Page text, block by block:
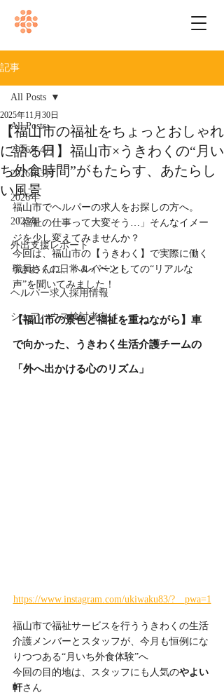
記事
All Posts
2026年4月
2026年3月
2026年
2025年
外出支援レポート
うきわくの日常＆イベント
ヘルパー求人採用情報
シェアハウス検討者向け
All Posts
【福山市の福祉をちょっとおしゃれ
に語る日】福山市×うきわくの“月い
ち外食時間”がもたらす、あたらし
い風景
2025年11月30日
福山市でヘルパーの求人をお探しの方へ。
「福祉の仕事って大変そう…」そんなイメー
ジを少し変えてみませんか？
今回は、福山市の【うきわく】で実際に働く
職員さんに、ヘルパーとしての“リアルな
声”を聞いてみました！
【福山市の景色と福祉を重ねながら】車
で向かった、うきわく生活介護チームの
「外へ出かける心のリズム」
https://www.instagram.com/ukiwaku83/?__pwa=1
福山市で福祉サービスを行ううきわくの生活
介護メンバーとスタッフが、今月も恒例にな
りつつある“月いち外食体験”へ
今回の目的地は、スタッフにも人気のやよい
軒さん